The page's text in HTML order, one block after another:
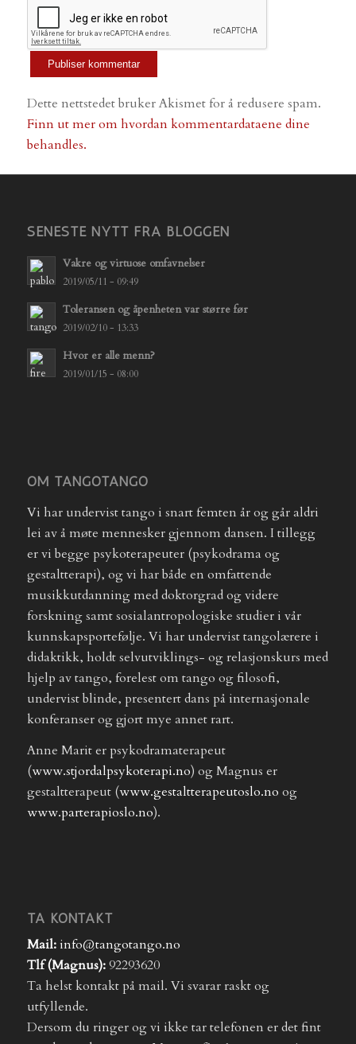
Dette nettstedet bruker Akismet for å redusere spam.
Finn ut mer om hvordan kommentardataene dine
behandles.
SENESTE NYTT FRA BLOGGEN
Vakre og virtuose omfavnelser
2019/05/11 - 09:49
Toleransen og åpenheten var større før
2019/02/10 - 13:33
Hvor er alle menn?
2019/01/15 - 08:00
OM TANGOTANGO
Vi har undervist tango i snart femten år og går aldri
lei av å møte mennesker gjennom dansen. I tillegg
er vi begge psykoterapeuter (psykodrama og
gestaltterapi), og vi har både en omfattende
musikkutdanning med doktorgrad og videre
forskning samt sosialantropologiske studier i vår
kunnskapsportefølje. Vi har undervist tangolærere i
didaktikk, holdt selvutviklings- og relasjonskurs med
hjelp av tango, forelest om tango og filosofi,
undervist blinde, presentert dans på internasjonale
konferanser og gjort mye annet rart.
Anne Marit er psykodramaterapeut
(www.stjordalpsykoterapi.no) og Magnus er
gestaltterapeut (www.gestaltterapeutoslo.no og
www.parterapioslo.no).
TA KONTAKT
Mail: info@tangotango.no
Tlf (Magnus):92293620
Ta helst kontakt på mail. Vi svarar raskt og
utfyllende.
Dersom du ringer og vi ikke tar telefonen er det fint